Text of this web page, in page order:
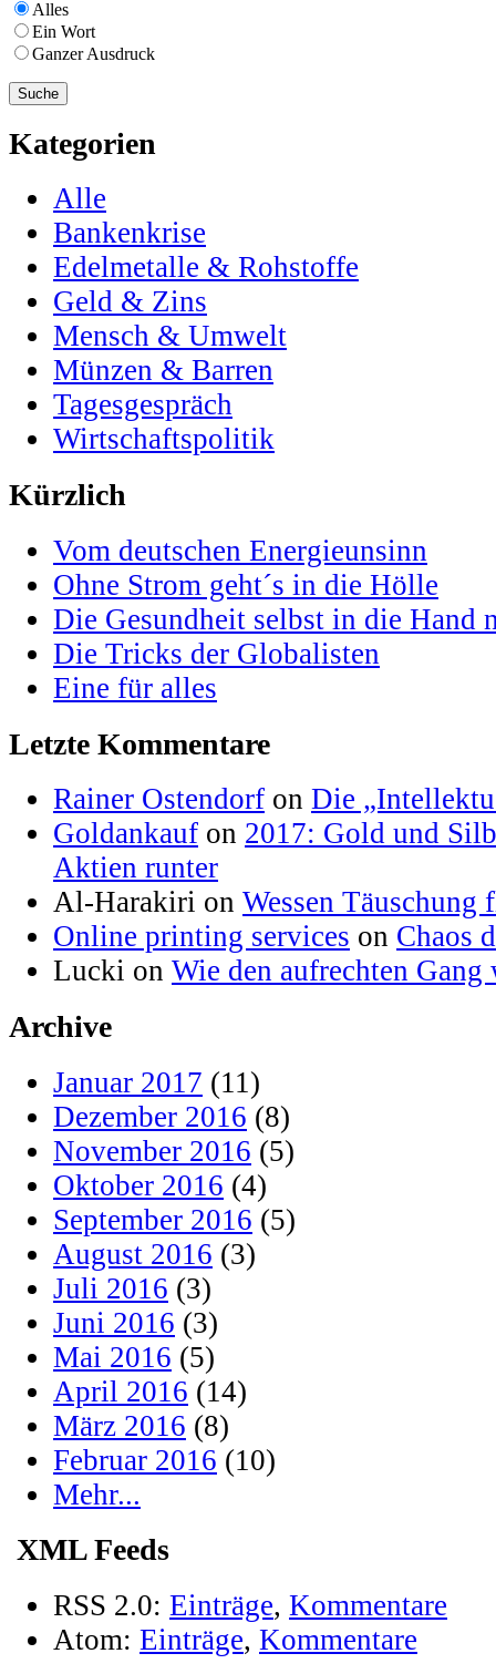
Alles
Ein Wort
Ganzer Ausdruck
Kategorien
Alle
Bankenkrise
Edelmetalle & Rohstoffe
Geld & Zins
Mensch & Umwelt
Münzen & Barren
Tagesgespräch
Wirtschaftspolitik
Kürzlich
Vom deutschen Energieunsinn
Ohne Strom geht´s in die Hölle
Die Gesundheit selbst in die Hand
Die Tricks der Globalisten
Eine für alles
Letzte Kommentare
Rainer Ostendorf on Die
Goldankauf on 2017: Gold und
Aktien runter
Al-Harakiri on Wessen
Online printing services on Chaos
Lucki on Wie den aufrechten
Archive
Januar 2017 (11)
Dezember 2016 (8)
November 2016 (5)
Oktober 2016 (4)
September 2016 (5)
August 2016 (3)
Juli 2016 (3)
Juni 2016 (3)
Mai 2016 (5)
April 2016 (14)
März 2016 (8)
Februar 2016 (10)
Mehr...
XML Feeds
RSS 2.0: Einträge, Kommentare
Atom: Einträge, Kommentare